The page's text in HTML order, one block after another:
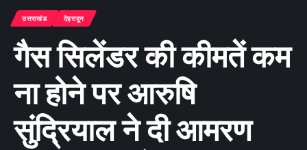
उत्तराखंड देहरादून
गैस सिलेंडर की कीमतें कम
ना होने पर आरुषि
सुंद्रियाल ने दी आमरण